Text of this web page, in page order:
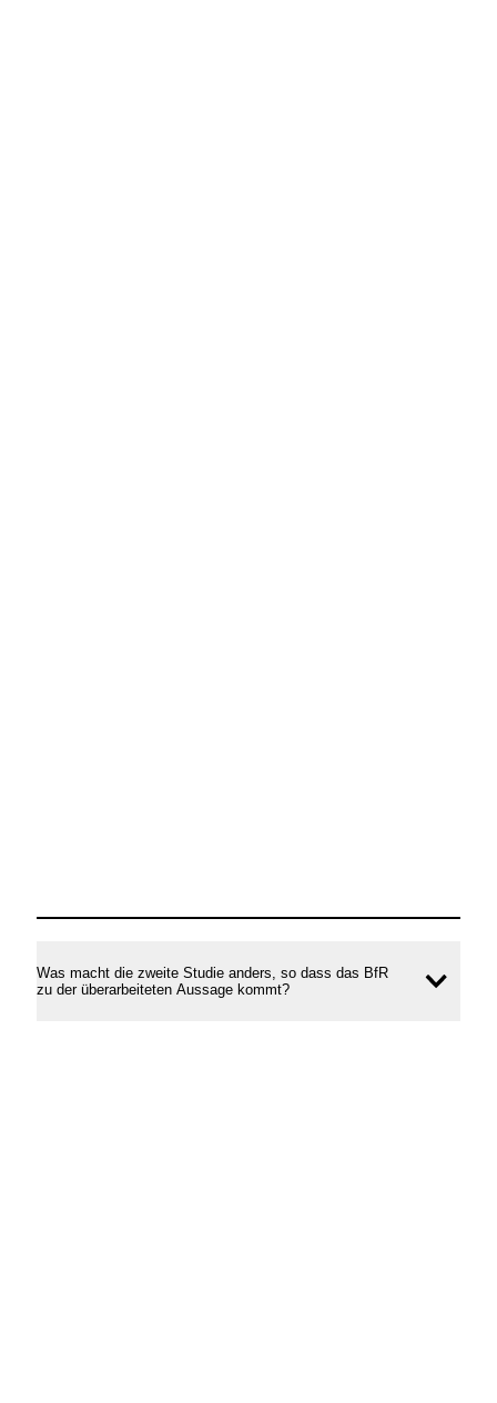
Was macht die zweite Studie anders, so dass das BfR
zu der überarbeiteten Aussage kommt?